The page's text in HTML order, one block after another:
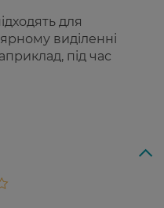
для
виділенні
під час